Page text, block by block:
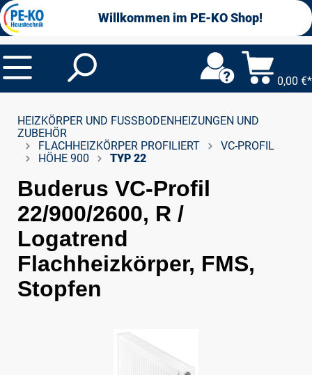
springen Willkommen im PE-KO Shop!
0,00 €*
HEIZKÖRPER UND FUSSBODENHEIZUNGEN UND Z
UBEHÖR
FLACHHEIZKÖRPER PROFILIERT
VC-PROFIL
HÖHE 900
TYP 22
Buderus VC-Profil
22/900/2600, R /
Logatrend
Flachheizkörper, FMS,
Stopfen